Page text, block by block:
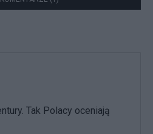
Tak Polacy oceniają